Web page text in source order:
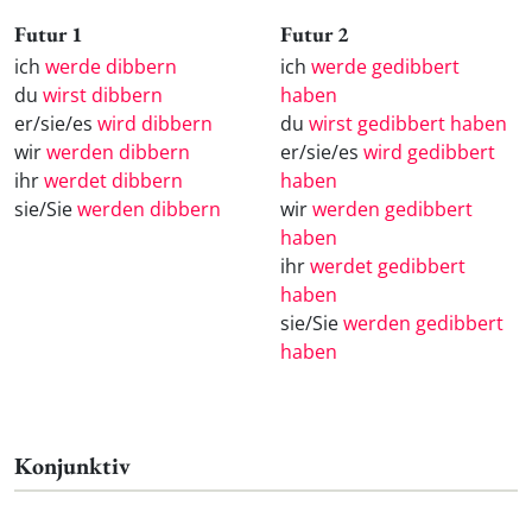
Futur 1
ich werde dibbern
du wirst dibbern
er/sie/es wird dibbern
wirwerden dibbern
ihrwerdet dibbern
sie/Siewerden dibbern
Futur 2
ich werde gedibbert
haben
du wirst gedibbert haben
er/sie/es wird gedibbert
haben
wirwerden gedibbert
haben
ihrwerdet gedibbert
haben
sie/Siewerden gedibbert
haben
Konjunktiv